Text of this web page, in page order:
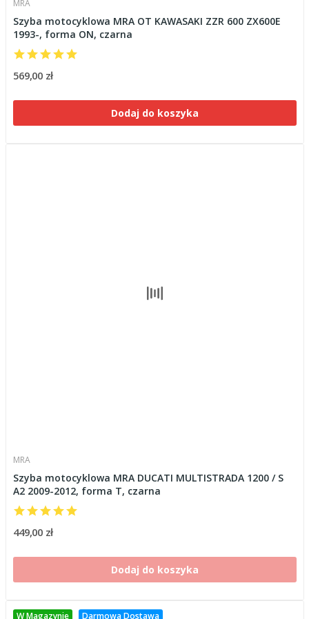
MRA
Szyba motocyklowa MRA OT KAWASAKI ZZR 600 ZX600E
1993-, forma ON, czarna
569,00 zł
Dodaj do koszyka
MRA
Szyba motocyklowa MRA DUCATI MULTISTRADA 1200 / S
A2 2009-2012, forma T, czarna
449,00 zł
Dodaj do koszyka
W Magazynie Darmowa Dostawa